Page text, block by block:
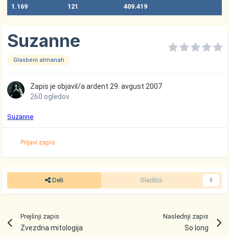
1.169
121
409.419
Suzanne
Glasbeni almanah
Zapis je objavil/aardent 29. avgust 2007
260 ogledov
Suzanne
Prijavi zapis
Deli Sledilci 0
Prejšnji zapis
Zvezdna mitologija
Naslednji zapis
So long